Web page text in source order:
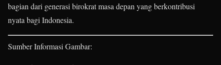
bagian dari generasi birokrat masa depan yang berkontribusi
nyata bagi Indonesia.
Sumber Informasi Gambar: